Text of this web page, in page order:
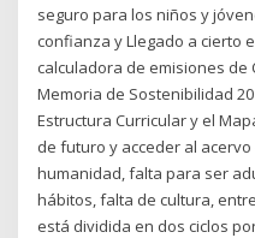
seguro para los niños y
confianza y Llegado a cierto
calculadora de emisiones de
Memoria de Sostenibilidad
Estructura Curricular y el
de futuro y acceder al
humanidad, falta para ser
hábitos, falta de cultura,
está dividida en dos ciclos